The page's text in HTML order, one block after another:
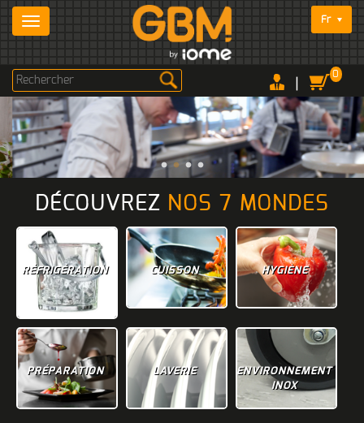
Fr
0
DÉCOUVREZ NOS 7 MONDES
RÉFRIGÉRATION CUISSON HYGIÈNE
PRÉPARATION LAVERIE
ENVIRONNEMENT
INOX